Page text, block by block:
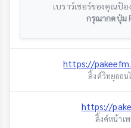
เบราว์เซอร์ของคุณป้อ
กรุณากดปุ่ม
https://
ลิ้งค์วิทยุออน
https://
ลิ้งค์หน้าเ